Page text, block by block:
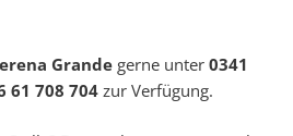
Grande gerne unter 0341
61 708 704 zur Verfügung.